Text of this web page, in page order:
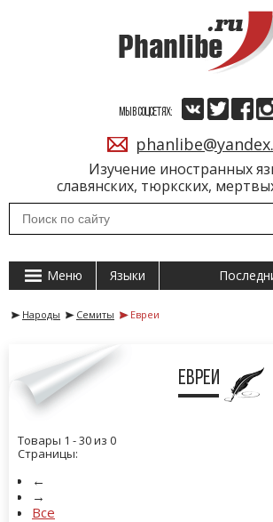
Изучение иностранных
славянских, тюркских,
МЫ В СОЦСЕТЯХ:
Меню Языки
Народы Семиты Евреи
Евреи
Товары 1 - 30 из 0
Страницы:
←
→
Все